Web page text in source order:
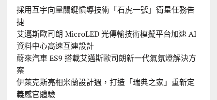
採用互宇向量關鍵慣導技術「石虎一號」衛星任務告
捷
艾邁斯歐司朗 MicroLED 光傳輸技術模擬平台加速 AI
資料中心高速互連設計
蔚來汽車 ES9 搭載艾邁斯歐司朗新一代氣氛燈解決方
案
伊萊克斯亮相米蘭設計週，打造「瑞典之家」重新定
義感官體驗